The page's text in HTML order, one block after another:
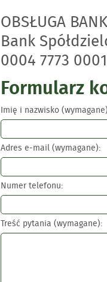
OBSŁUGA
Bank
0004 7773 0001
Formularz
Imię i nazwisko
Adres e-mail (wymagane):
Numer telefonu:
Treść pytania (wymagane):